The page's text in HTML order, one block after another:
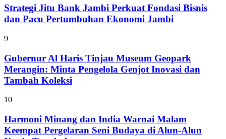
Strategi Jitu Bank Jambi Perkuat Fondasi Bisnis
dan Pacu Pertumbuhan Ekonomi Jambi
9
Gubernur Al Haris Tinjau Museum Geopark
Merangin: Minta Pengelola Genjot Inovasi dan
Tambah Koleksi
10
Harmoni Minang dan India Warnai Malam
Keempat Pergelaran Seni Budaya di Alun-Alun